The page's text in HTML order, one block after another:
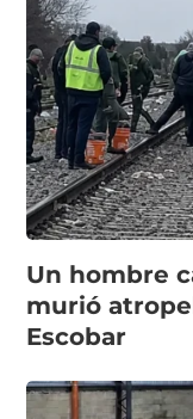
Un hombre
murió
Escobar